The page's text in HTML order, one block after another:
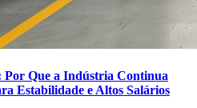
Que a Indústria Continua
Estabilidade e Altos Salários